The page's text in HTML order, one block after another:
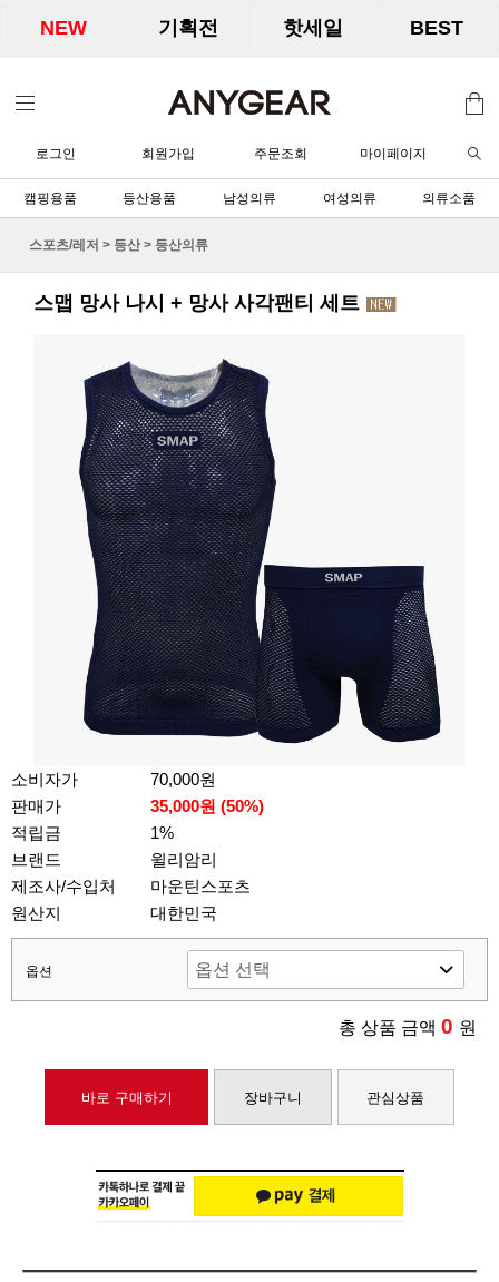
NEW 기획전 핫세일 BEST
로그인 회원가입 주문조회 마이페이지
캠핑용품 등산용품 남성의류 여성의류 의류소품
스포츠/레저 > 등산 > 등산의류
스맵 망사 나시 + 망사 사각팬티 세트
소비자가
70,000원
판매가
35,000원 (50%)
적립금
1%
브랜드
윌리암리
제조사/수입처
마운틴스포츠
원산지
대한민국
옵션
총 상품 금액 0 원
바로 구매하기 장바구니 관심상품